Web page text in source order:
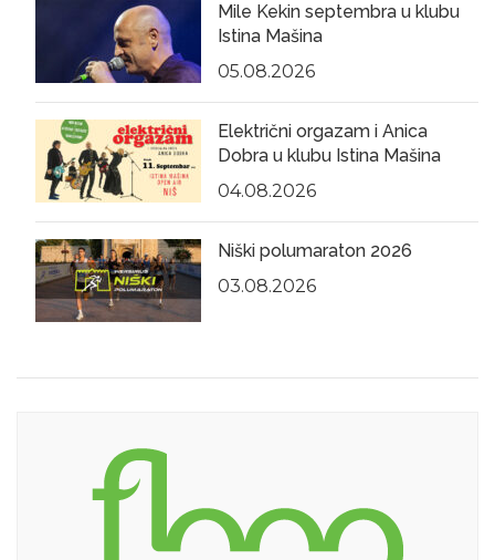
Mile Kekin septembra u klubu
Istina Mašina
05.08.2026
Električni orgazam i Anica
Dobra u klubu Istina Mašina
04.08.2026
Niški polumaraton 2026
03.08.2026